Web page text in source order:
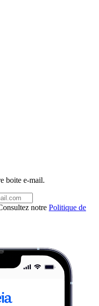
boite e-mail.
notre Politique de